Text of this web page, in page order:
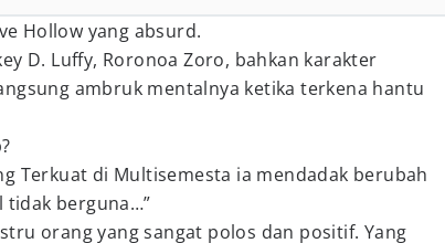
Hollow yang absurd.
D. Luffy, Roronoa Zoro, bahkan karakter
ambruk mentalnya ketika terkena hantu
Terkuat di Multisemesta ia mendadak berubah
tidak berguna…”
orang yang sangat polos dan positif. Yang